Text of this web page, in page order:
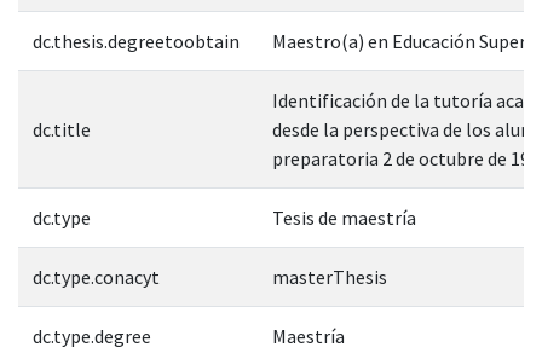
dc.thesis.degreetoobtain Maestro(a) en Educación
dc.title
Identificación de la tutoría
desde la perspectiva de los
preparatoria 2 de octubre de
dc.type Tesis de maestría
dc.type.conacyt masterThesis
dc.type.degree Maestría